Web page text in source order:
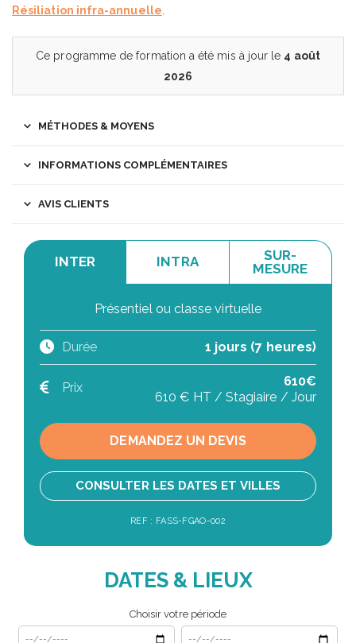
Résiliation infra-annuelle
Ce programme de formation a été mis à jour le 4 août
2026
MÉTHODES & MOYENS
INFORMATIONS COMPLÉMENTAIRES
AVIS CLIENTS
INTER INTRA
SUR-
MESURE
Présentiel ou classe virtuelle
Durée 1 jours (7 heures)
Prix
610€
610 € HT / Stagiaire / Jour
DEMANDEZ UN DEVIS
CONSULTER LES DATES ET VILLES
REF : FASS-FGAO-002
DATES & LIEUX
Choisir votre période
Date de début
Date de fin